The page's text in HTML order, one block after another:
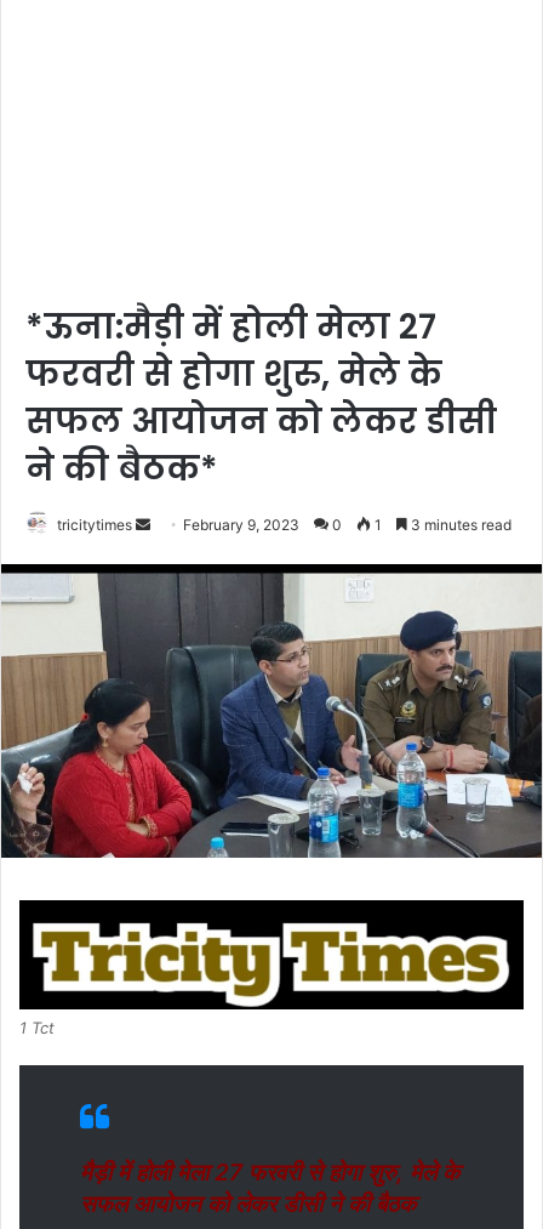
*ऊना:मैड़ी में होली मेला 27
फरवरी से होगा शुरु, मेले के
सफल आयोजन को लेकर डीसी
ने की बैठक*
tricitytimes
Send February 9, 2023 0 1 3 minutes read
1 Tct
मैड़ी में होली मेला 27 फरवरी से होगा शुरु, मेले के
सफल आयोजन को लेकर डीसी ने की बैठक